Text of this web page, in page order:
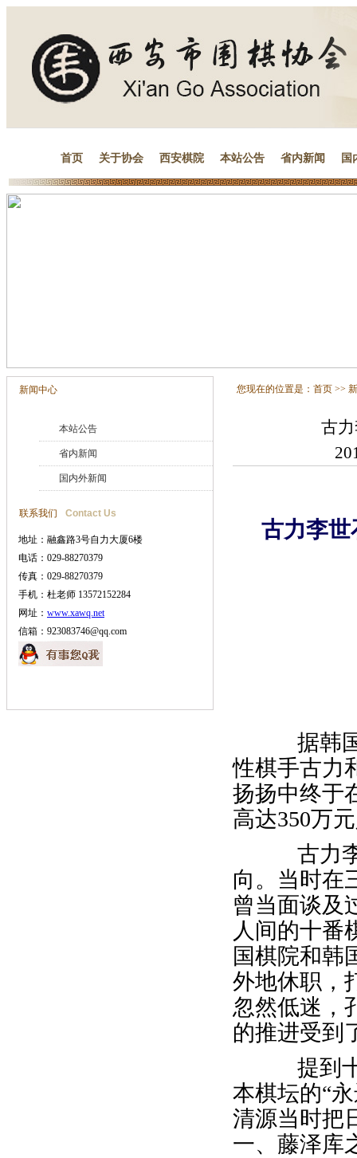
首页 关于协会 西安棋院 本站公告 省内新闻 国
新闻中心
本站公告
省内新闻
国内外新闻
联系我们 Contact Us
地址：融鑫路3号自力大厦6楼
电话：029-88270379
传真：029-88270379
手机：杜老师 13572152284
网址： www.xawq.net
信箱：923083746@qq.com
您现在的位置是： 首页 >>
古
古力李世
据韩国
性棋手古力
扬扬中终于
高达350万
古力李
向。当时在
曾当面谈及
人间的十番
国棋院和韩
外地休职，
忽然低迷，
的推进受到
提到十
本棋坛的“
清源当时把
一、藤泽库